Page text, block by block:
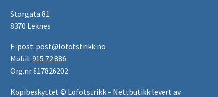
Storgata 81
8370 Leknes
E-post: post@lofotstrikk.no
Mobil: 915 72 886
Org.nr 817826202
Kopibeskyttet © Lofotstrikk – Nettbutikk levert av